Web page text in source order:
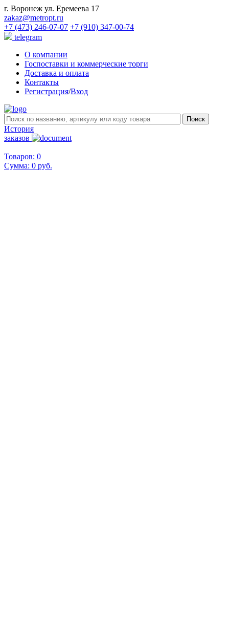
г. Воронеж ул. Еремеева 17
zakaz@metropt.ru
+7 (473) 246-07-07 +7 (910) 347-00-74
telegram
О компании
Госпоставки и коммерческие торги
Доставка и оплата
Контакты
Регистрация/Вход
История
заказов
Товаров: 0
Сумма: 0 руб.